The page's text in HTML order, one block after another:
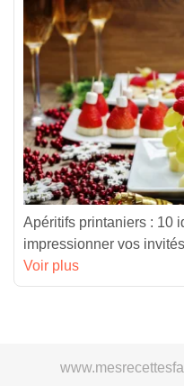
Apéritifs printaniers : 10
impressionner vos invités
Voir plus